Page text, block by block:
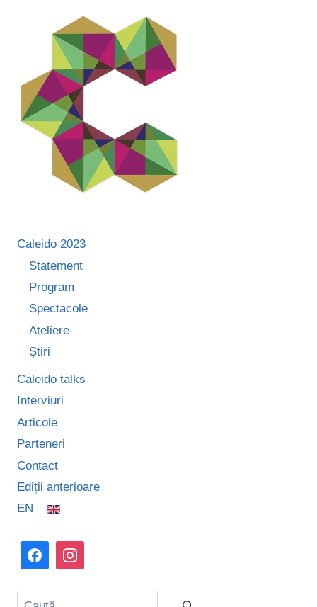
Caleido 2023
Statement
Program
Spectacole
Ateliere
Știri
Caleido talks
Interviuri
Articole
Parteneri
Contact
Ediții anterioare
EN
Caută